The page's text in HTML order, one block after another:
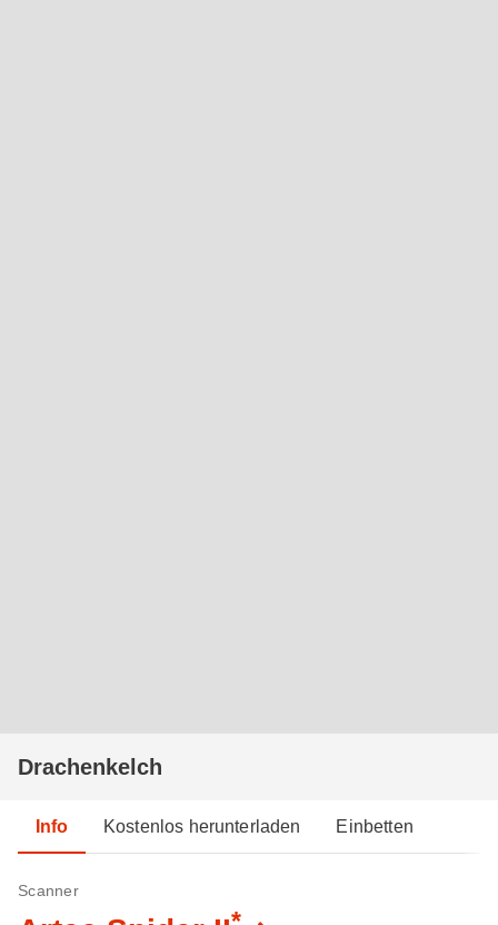
Drachenkelch
Info Kostenlos herunterladen Einbetten
Scanner